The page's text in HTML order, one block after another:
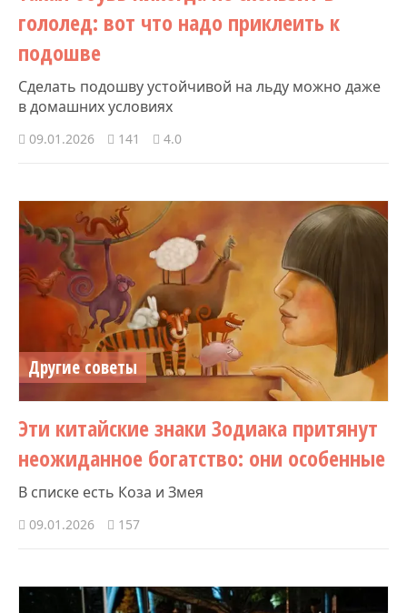
гололед: вот что надо приклеить к
подошве
Сделать подошву устойчивой на льду можно даже
в домашних условиях
09.01.2026 141 4.0
Другие советы
Эти китайские знаки Зодиака притянут
неожиданное богатство: они особенные
В списке есть Коза и Змея
09.01.2026 157